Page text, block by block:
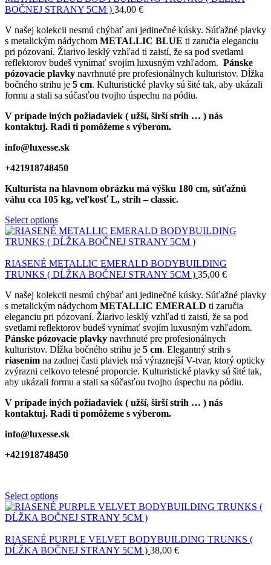
BOČNEJ STRANY 5CM ) 34,00 €
V našej kolekcii nesmú chýbať ani jedinečné kúsky. Súťažné plavky
s metalickým nádychom METALLIC BLUE ti zaručia eleganciu
pri pózovaní. Žiarivo lesklý vzhľad ti zaistí, že sa pod svetlami
reflektorov budeš vynímať svojím luxusným vzhľadom. Pánske
pózovacie plavky navrhnuté pre profesionálnych kulturistov. Dĺžka
bočného strihu je 5 cm. Kulturistické plavky sú šité tak, aby ukázali
formu a stali sa súčasťou tvojho úspechu na pódiu.
V prípade iných požiadaviek ( užší, širší strih … ) nás
kontaktuj. Radi ti pomôžeme s výberom.
info@luxesse.sk
+421918748450
Kulturista na hlavnom obrázku má výšku 180 cm, súťažnú
váhu cca 105 kg, veľkosť L, strih – classic.
Select options
RIASENÉ METALLIC EMERALD BODYBUILDING
TRUNKS ( DĹŽKA BOČNEJ STRANY 5CM ) 35,00 €
V našej kolekcii nesmú chýbať ani jedinečné kúsky. Súťažné plavky
s metalickým nádychom METALLIC EMERALD ti zaručia
eleganciu pri pózovaní. Žiarivo lesklý vzhľad ti zaistí, že sa pod
svetlami reflektorov budeš vynímať svojím luxusným vzhľadom.
Pánske pózovacie plavky navrhnuté pre profesionálnych
kulturistov. Dĺžka bočného strihu je 5 cm. Elegantný strih s
riasením na zadnej časti plaviek má výraznejší V-tvar, ktorý opticky
zvýrazni celkovo telesné proporcie. Kulturistické plavky sú šité tak,
aby ukázali formu a stali sa súčasťou tvojho úspechu na pódiu.
V prípade iných požiadaviek ( užší, širší strih … ) nás
kontaktuj. Radi ti pomôžeme s výberom.
info@luxesse.sk
+421918748450
Select options
RIASENÉ PURPLE VELVET BODYBUILDING TRUNKS (
DĹŽKA BOČNEJ STRANY 5CM ) 38,00 €